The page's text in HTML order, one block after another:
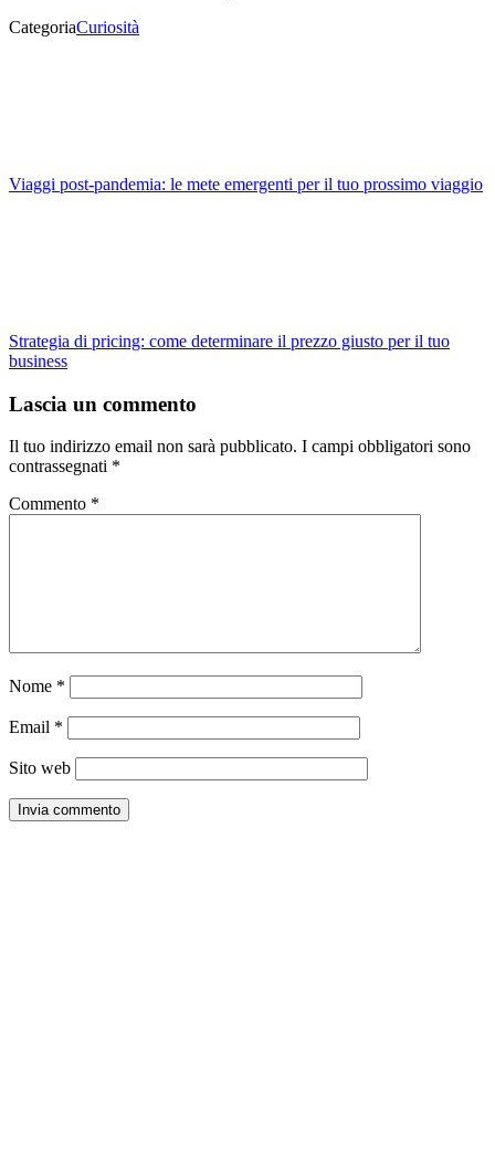
CategoriaCuriosità
Viaggi post-pandemia: le mete emergenti per il tuo prossimo viaggio
Strategia di pricing: come determinare il prezzo giusto per il tuo
business
Lascia un commento
Il tuo indirizzo email non sarà pubblicato. I campi obbligatori sono
contrassegnati *
Commento *
Nome *
Email *
Sito web